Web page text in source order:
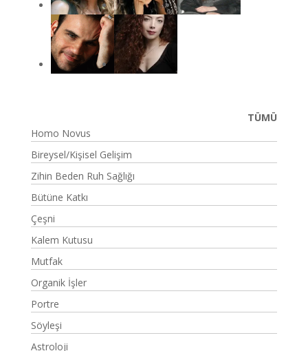
TÜMÜ
Homo Novus
Bireysel/Kişisel Gelişim
Zihin Beden Ruh Sağlığı
Bütüne Katkı
Çeşni
Kalem Kutusu
Mutfak
Organik İşler
Portre
Söyleşi
Astroloji